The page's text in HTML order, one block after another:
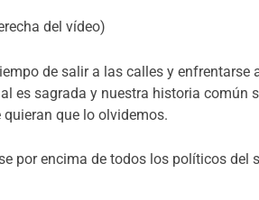
del vídeo)
de salir a las calles y enfrentarse
es sagrada y nuestra historia común
que lo olvidemos.
por encima de todos los políticos del